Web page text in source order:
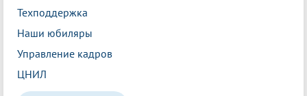
Техподдержка
Наши юбиляры
Управление кадров
ЦНИЛ